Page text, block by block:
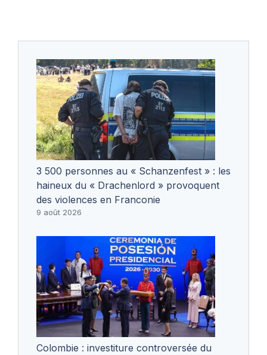
3 500 personnes au « Schanzenfest » : les
haineux du « Drachenlord » provoquent
des violences en Franconie
9 août 2026
Colombie : investiture controversée du